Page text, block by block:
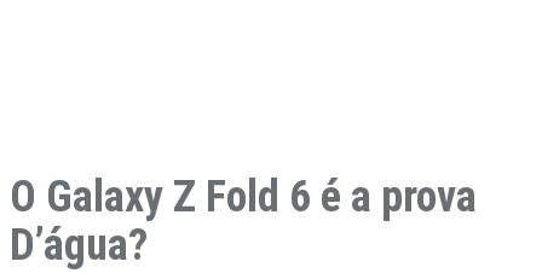
O Galaxy Z Fold 6 é a prova
D’água?